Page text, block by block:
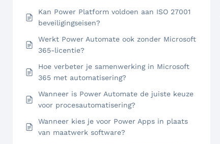
Kan Power Platform voldoen aan ISO 27001
beveiligingseisen?
Werkt Power Automate ook zonder Microsoft
365-licentie?
Hoe verbeter je samenwerking in Microsoft
365 met automatisering?
Wanneer is Power Automate de juiste keuze
voor procesautomatisering?
Wanneer kies je voor Power Apps in plaats
van maatwerk software?